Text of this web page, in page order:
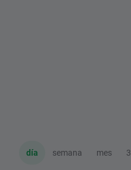
día semana mes